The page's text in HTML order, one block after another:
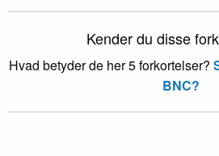
Kender du disse
Hvad betyder de her 5 forkortelser?
BNC?